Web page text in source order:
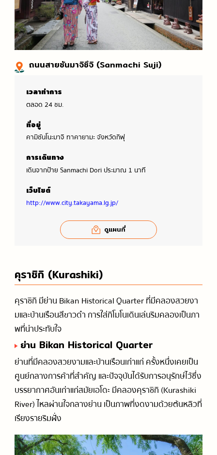
ถนนสายซันมาจิซึจิ (Sanmachi Suji)
เวลาทำการ
ตลอด 24 ชม.
ที่อยู่
คามิซันโนะมาจิ ทาคายามะ จังหวัดกิฟุ
การเดินทาง
เดินจากป้าย Sanmachi Dori ประมาณ 1 นาที
เว็บไซต์
http://www.city.takayama.lg.jp/
ดูแผนที่
คุราชิกิ (Kurashiki)
คุราชิกิ มีย่าน Bikan Historical Quarter ที่มีคลองสวยงา
มและบ้านเรือนสีขาวดำ การใส่กิโมโนเดินเล่นริมคลองเป็นภา
พที่น่าประทับใจ
ย่าน Bikan Historical Quarter
ย่านที่มีคลองสวยงามและบ้านเรือนเก่าแก่ ครั้งหนึ่งเคยเป็น
ศูนย์กลางการค้าที่สำคัญ และปัจจุบันได้รับการอนุรักษ์ไว้ซึ่ง
บรรยากาศอันเก่าแก่สมัยเอโดะ มีคลองคุราชิกิ (Kurashiki
River) ไหลผ่านใจกลางย่าน เป็นภาพที่งดงามด้วยต้นหลิวที่
เรียงรายริมฝั่ง